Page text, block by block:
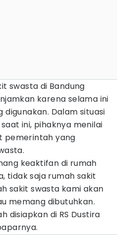
swasta di Bandung
karena selama ini
digunakan. Dalam situasi
ini, pihaknya menilai
pemerintah yang
keaktifan di rumah
tidak saja rumah sakit
sakit swasta kami akan
memang dibutuhkan.
disiapkan di RS Dustira